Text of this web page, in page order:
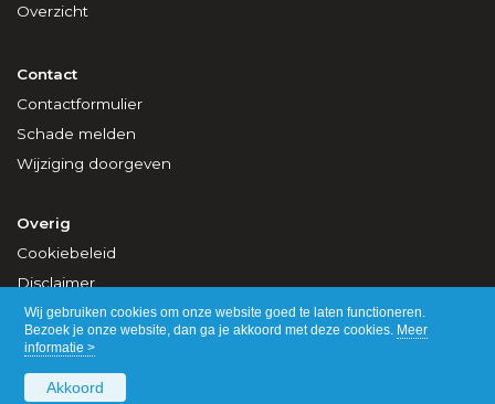
Wij gebruiken cookies om onze website goed te laten functioneren.
Bezoek je onze website, dan ga je akkoord met deze cookies. Meer
informatie >
Akkoord
Overzicht
Contact
Contactformulier
Schade melden
Wijziging doorgeven
Overig
Cookiebeleid
Disclaimer
Privacy